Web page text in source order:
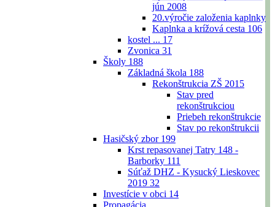
jún 2008
20.výročie založenia kaplnky
Kaplnka a krížová cesta 106
kostel ... 17
Zvonica 31
Školy 188
Základná škola 188
Rekonštrukcia ZŠ 2015
Stav pred
rekonštrukciou
Priebeh rekonštrukcie
Stav po rekonštrukcii
Hasičský zbor 199
Krst repasovanej Tatry 148 -
Barborky 111
Súťaž DHZ - Kysucký Lieskovec
2019 32
Investície v obci 14
Propagácia